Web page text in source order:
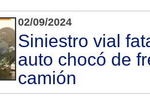
02/09/2024
Siniestro vial
auto chocó de
camión